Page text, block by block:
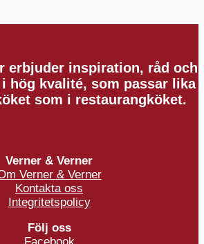
erbjuder inspiration, råd och
hög kvalité, som passar lika
som i restaurangköket.
Verner & Verner
Verner & Verner
Kontakta oss
Integritetspolicy
Följ oss
Facebook